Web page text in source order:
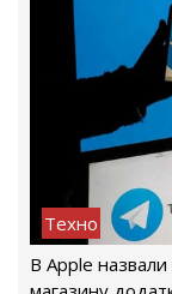
Техно
В Apple